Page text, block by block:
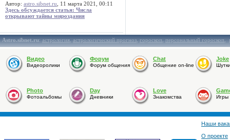
Автор: astro.sibnet.ru , 11 марта 2021, 00:11
Здесь обсуждается статья: Числа
открывают тайны мироздания
Astro.sibnet.ru:астрология,астрологический прогноз,гороскоп,персональный гороскоп,
Видео
Видеоролики
Форум
Форум общения
Chat
Общение on-line
Joke
Photo
Фотоальбомы
Day
Дневники
Love
Знакомства Игры
Наши
О проекте